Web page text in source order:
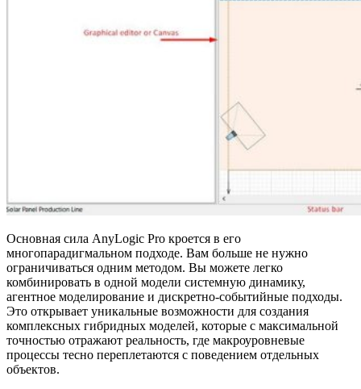
Основная сила AnyLogic Pro кроется в его
многопарадигмальном подходе. Вам больше не нужно
ограничиваться одним методом. Вы можете легко
комбинировать в одной модели системную динамику,
агентное моделирование и дискретно-событийные подходы.
Это открывает уникальные возможности для создания
комплексных гибридных моделей, которые с максимальной
точностью отражают реальность, где макроуровневые
процессы тесно переплетаются с поведением отдельных
объектов.